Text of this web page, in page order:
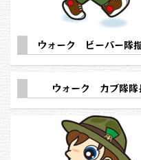
ウォーク ビーバー隊
ウォーク カブ隊隊